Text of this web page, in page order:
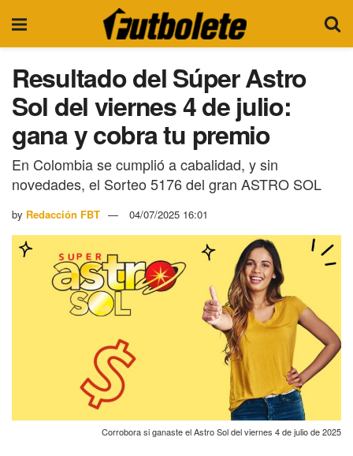
Resultado del Súper Astro
Sol del viernes 4 de julio:
gana y cobra tu premio
En Colombia se cumplió a cabalidad, y sin
novedades, el Sorteo 5176 del gran ASTRO SOL
by Redacción FBT 04/07/2025 16:01
Corrobora si ganaste el Astro Sol del viernes 4 de julio de 2025